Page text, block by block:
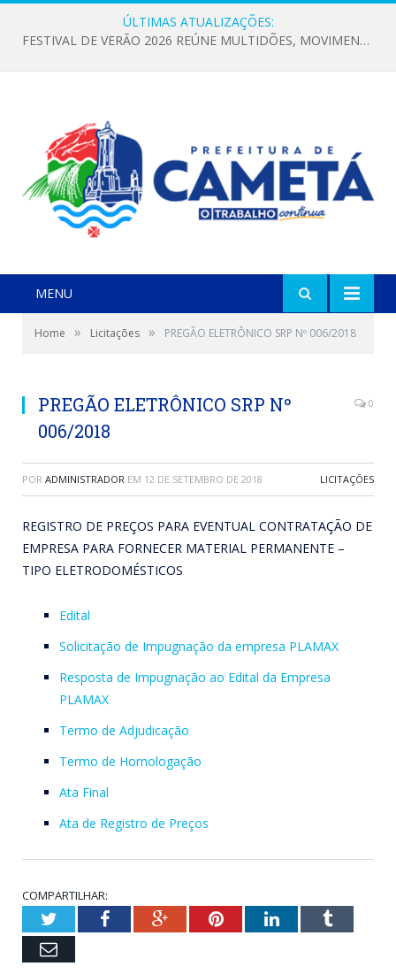
ÚLTIMAS ATUALIZAÇÕES:
FESTIVAL DE VERÃO 2026 REÚNE MULTIDÕES, MOVIMENTA A ECONOMIA E FORTALECE A CULTURA LOCAL
MENU
Home » Licitações » PREGÃO ELETRÔNICO SRP Nº 006/2018
PREGÃO ELETRÔNICO SRP Nº
006/2018
0
POR ADMINISTRADOR EM 12 DE SETEMBRO DE 2018 LICITAÇÕES
REGISTRO DE PREÇOS PARA EVENTUAL CONTRATAÇÃO DE
EMPRESA PARA FORNECER MATERIAL PERMANENTE –
TIPO ELETRODOMÉSTICOS
Edital
Solicitação de Impugnação da empresa PLAMAX
Resposta de Impugnação ao Edital da Empresa
PLAMAX
Termo de Adjudicação
Termo de Homologação
Ata Final
Ata de Registro de Preços
COMPARTILHAR:
TwitterFacebookGoogle+PinterestLinkedInTumblr
Email